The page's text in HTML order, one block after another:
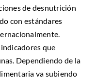
de desnutrición
con estándares
que
Dependiendo de la
va subiendo